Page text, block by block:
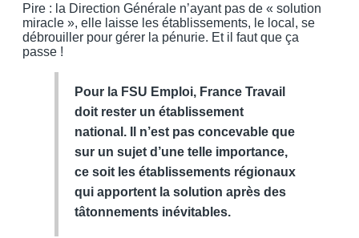
Pire : la Direction Générale n’ayant pas de « solution
miracle », elle laisse les établissements, le local, se
débrouiller pour gérer la pénurie. Et il faut que ça
passe !
Pour la FSU Emploi, France Travail
doit rester un établissement
national. Il n’est pas concevable que
sur un sujet d’une telle importance,
ce soit les établissements régionaux
qui apportent la solution après des
tâtonnements inévitables.